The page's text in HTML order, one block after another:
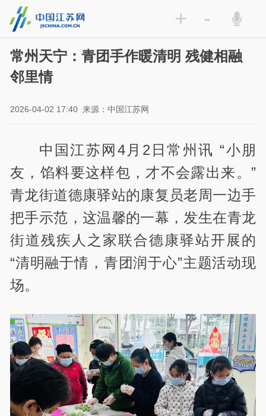
+ -
常州天宁：青团手作暖清明 残健相融
邻里情
2026-04-02 17:40 来源：中国江苏网
中国江苏网4月2日常州讯 “小朋
友，馅料要这样包，才不会露出来。”
青龙街道德康驿站的康复员老周一边手
把手示范，这温馨的一幕，发生在青龙
街道残疾人之家联合德康驿站开展的
“清明融于情，青团润于心”主题活动现
场。